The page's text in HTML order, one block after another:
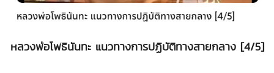
หลวงพ่อโพธินันทะ แนวทางการปฏิบัติทางสายกลาง [4/5]